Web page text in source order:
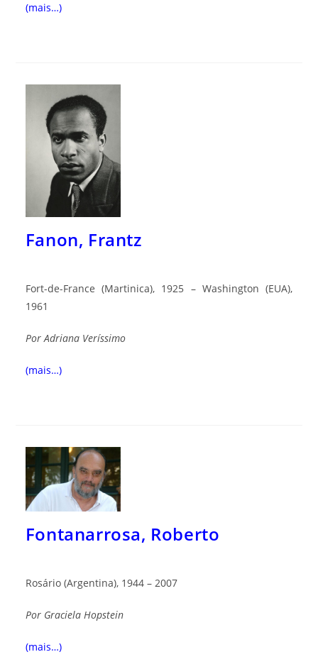
(mais…)
Fanon, Frantz
Fort-de-France (Martinica), 1925 – Washington (EUA),
1961
PorAdriana Veríssimo
(mais…)
Fontanarrosa, Roberto
Rosário (Argentina), 1944 – 2007
Por Graciela Hopstein
(mais…)